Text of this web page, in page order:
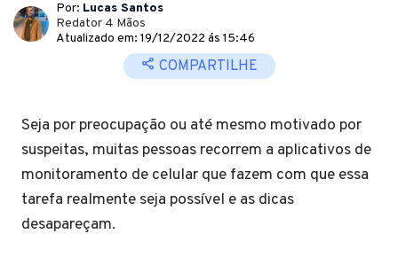
Por: Lucas Santos
Redator 4 Mãos
Atualizado em: 19/12/2022 ás 15:46
COMPARTILHE
Seja por preocupação ou até mesmo motivado por
suspeitas, muitas pessoas recorrem a aplicativos de
monitoramento de celular que fazem com que essa
tarefa realmente seja possível e as dicas
desapareçam.